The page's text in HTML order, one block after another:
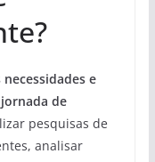
e
de
pesquisas de
analisar